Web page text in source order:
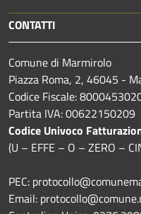
CONTATTI
Comune di Marmirolo
Piazza Roma, 2, 46045 -
Codice Fiscale:
Partita IVA: 00622150209
Codice Univoco
(U – EFFE – O – ZERO –
PEC:
Email: